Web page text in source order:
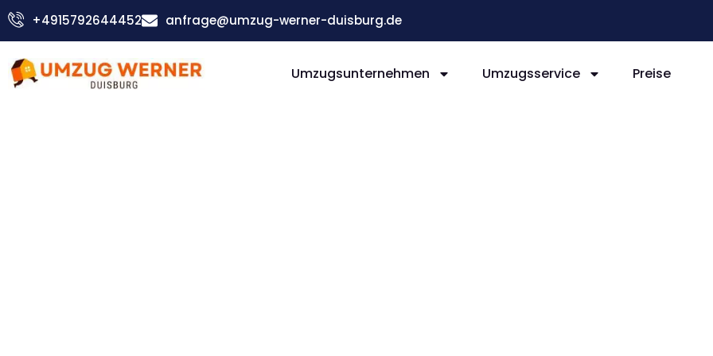
Zum
Inhalt
+4915792644452 anfrage@umzug-werner-duisburg.de
Umzugsunternehmen Umzugsservice Preise